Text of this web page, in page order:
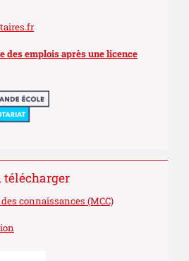
des emplois après une licence
télécharger
connaissances (MCC)